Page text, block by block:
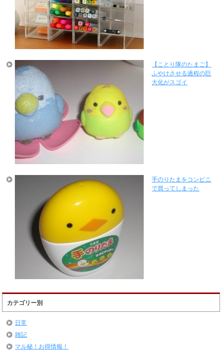
【ことり隊のたまご】
ふやけさせる過程の巨
大化がスゴイ
手のりたまをコンビニ
で買ってしまった
カテゴリー別
日常
雑記
マル秘！お得情報！